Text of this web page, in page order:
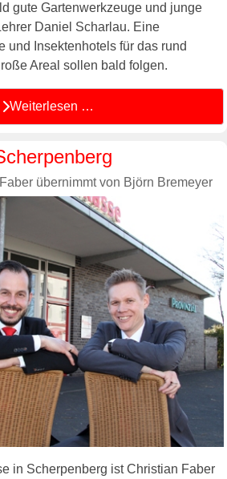
gute Gartenwerkzeuge und junge
Daniel Scharlau. Eine
und Insektenhotels für das rund
Areal sollen bald folgen.
Weiterlesen …
übernimmt von Björn Bremeyer
in Scherpenberg ist Christian Faber